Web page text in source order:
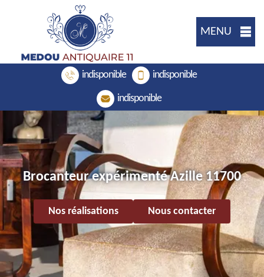
MENU
indisponible indisponible
indisponible
Brocanteur expérimenté Azille 11700
Nos réalisations Nous contacter